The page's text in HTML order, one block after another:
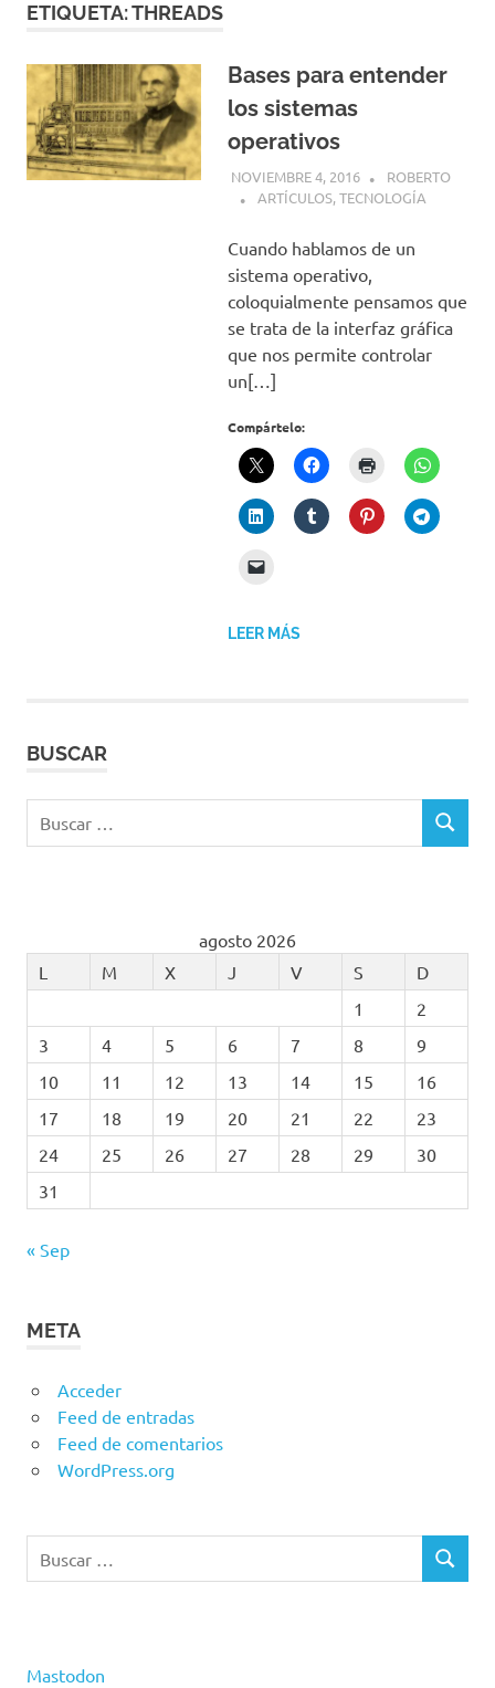
ETIQUETA:THREADS
Bases para entender
los sistemas
operativos
NOVIEMBRE 4, 2016
ROBERTO
ARTÍCULOS,TECNOLOGÍA
Cuando hablamos de un
sistema operativo,
coloquialmente pensamos que
se trata de la interfaz gráfica
que nos permite controlar
un[…]
Compártelo:
LEER MÁS
BUSCAR
BUSCAR
agosto 2026
L
M X J V S
D
1
2
3
4 5 6 7 8
9
10
11 12 13 14 15
16
17
18 19 20 21 22
23
24
25 26 27 28 29
30
31
« Sep
META
Acceder
Feed de entradas
Feed de comentarios
WordPress.org
BUSCAR
Mastodon